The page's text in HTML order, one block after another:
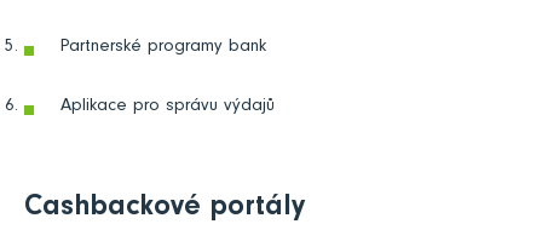
Partnerské programy bank
Aplikace pro správu výdajů
Cashbackové portály